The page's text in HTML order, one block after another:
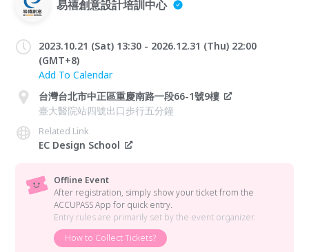
易禧創意設計培訓中心
2023.10.21 (Sat) 13:30 - 2026.12.31 (Thu) 22:00
(GMT+8)
Add To Calendar
台灣台北市中正區重慶南路一段66-1號9樓
臺大醫院站四號出口步行五分鐘
Related Link
EC Design School
Offline Event
After registration, simply show your ticket from the
ACCUPASS App for quick entry.
Entry rules are primarily set by the event organizer.
How to Collect Tickets?